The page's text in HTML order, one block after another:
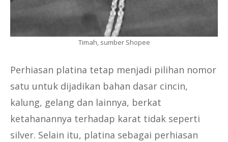
Timah, sumber Shopee
Perhiasan platina tetap menjadi pilihan nomor
satu untuk dijadikan bahan dasar cincin,
kalung, gelang dan lainnya, berkat
ketahanannya terhadap karat tidak seperti
silver. Selain itu, platina sebagai perhiasan